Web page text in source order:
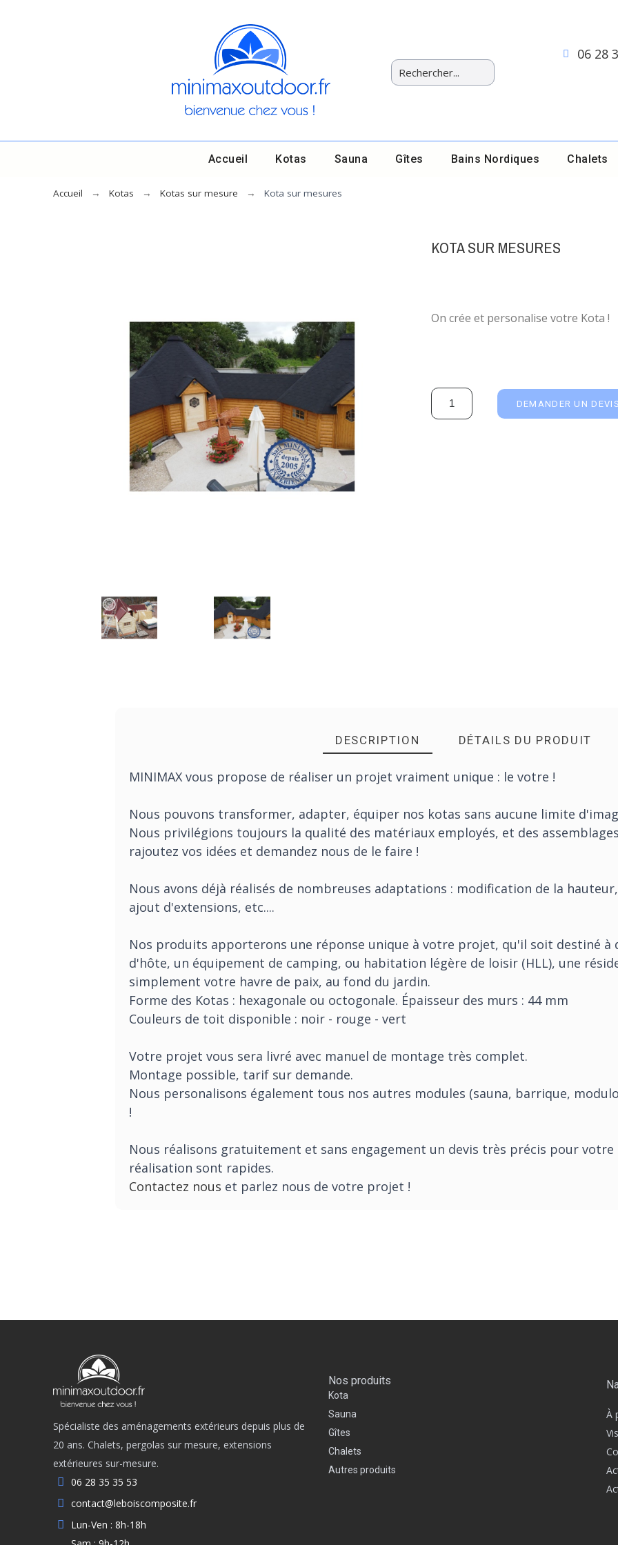
06 28
Accueil Kotas Sauna Gîtes Bains Nordiques Chalets
Accueil Kotas Kotas sur mesure Kota sur mesures
KOTA SUR MESURES
On crée et personalise votre Kota !
DEMANDER UN
DESCRIPTION DÉTAILS DU PRODUIT
MINIMAX vous propose de réaliser un projet vraiment unique : le votre !
Nous pouvons transformer, adapter, équiper nos kotas sans aucune limite
Nous privilégions toujours la qualité des matériaux employés, et des
rajoutez vos idées et demandez nous de le faire !
Nous avons déjà réalisés de nombreuses adaptations : modification de la
ajout d'extensions, etc....
Nos produits apporterons une réponse unique à votre projet, qu'il soit destiné à
d'hôte, un équipement de camping, ou habitation légère de loisir (HLL), une
simplement votre havre de paix, au fond du jardin.
Forme des Kotas : hexagonale ou octogonale. Épaisseur des murs : 44 mm
Couleurs de toit disponible : noir - rouge - vert
Votre projet vous sera livré avec manuel de montage très complet.
Montage possible, tarif sur demande.
Nous personalisons également tous nos autres modules (sauna, barrique,
!
Nous réalisons gratuitement et sans engagement un devis très précis pour
réalisation sont rapides.
Contactez nous et parlez nous de votre projet !
Spécialiste des aménagements extérieurs depuis plus de
20 ans. Chalets, pergolas sur mesure, extensions
extérieures sur-mesure.
06 28 35 35 53
contact@leboiscomposite.fr
Lun-Ven : 8h-18h
Nos produits
Kota
Sauna
Gîtes
Chalets
Autres produits
À